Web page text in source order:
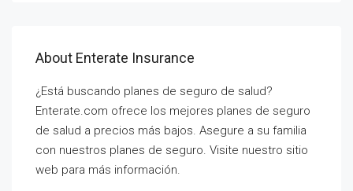
About Enterate Insurance
¿Está buscando planes de seguro de salud?
Enterate.com ofrece los mejores planes de seguro
de salud a precios más bajos. Asegure a su familia
con nuestros planes de seguro. Visite nuestro sitio
web para más información.